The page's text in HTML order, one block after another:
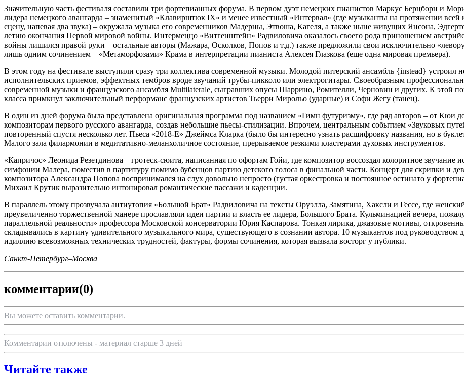
Значительную часть фестиваля составили три фортепианных форума. В первом дуэт немецких пианистов Маркус Берцборн и
лидера немецкого авангарда – знаменитый «Клавирштюк IX» и менее известный «Интервал» (где музыканты на протяжении всей
сцену, напевая два звука) – окружала музыка его современников Мадерны, Этвоша, Кагеля, а также ныне живущих Янсона,
летию окончания Первой мировой войны. Интермеццо «Витгенштейн» Радвиловича оказалось своего рода приношением
войны лишился правой руки – остальные авторы (Мажара, Осколков, Попов и т.д.) также предложили свои исключительно
лишь одним сочинением – «Метаморфозами» Крама в интерпретации пианиста Алексея Глазкова (еще одна мировая премьера).
В этом году на фестивале выступили сразу три коллектива современной музыки. Молодой питерский ансамбль {instead}
исполнительских приемов, эффектных тембров вроде звучаний трубы-пикколо или электрогитары. Своеобразным
современной музыки и французского ансамбля Multilaterale, сыгравших опусы Шаррино, Ромителли, Черновин и других. К этой
класса примкнул заключительный перформанс французских артистов Тьерри Мирольо (ударные) и Софи Жегу (танец).
В один из дней форума была представлена оригинальная программа под названием «Гимн футуризму», где ряд авторов – от Кюи
композиторам первого русского авангарда, создав небольшие пьесы-стилизации. Впрочем, центральным событием «Звуковых
повторенный спустя несколько лет. Пьеса «2018-E» Джеймса Кларка (было бы интересно узнать расшифровку названия, но в
Малого зала филармонии в медитативно-меланхоличное состояние, прерываемое резкими кластерами духовых инструментов.
«Капричос» Леонида Резетдинова – гротеск-сюита, написанная по офортам Гойи, где композитор воссоздал колоритное звучание
симфонии Малера, поместив в партитуру помимо бубенцов партию детского голоса в финальной части. Концерт для скрипки и
композитора Александра Попова воспринимался на слух довольно непросто (густая оркестровка и постоянное остинато у
Михаил Крутик выразительно интонировал романтические пассажи и каденции.
В параллель этому прозвучала антиутопия «Большой Брат» Радвиловича на тексты Оруэлла, Замятина, Хаксли и Гессе, где
преувеличенно торжественной манере прославляли идеи партии и власть ее лидера, Большого Брата. Кульминацией вечера,
параллельной реальности» профессора Московской консерватории Юрия Каспарова. Тонкая лирика, джазовые мотивы,
складывались в картину удивительного музыкального мира, существующего в сознании автора. 10 музыкантов под
идиллию всевозможных технических трудностей, фактуры, формы сочинения, которая вызвала восторг у публики.
Санкт-Петербург–Москва
комментарии(0)
Вы можете оставить комментарии.
Комментарии отключены - материал старше 3 дней
Читайте также